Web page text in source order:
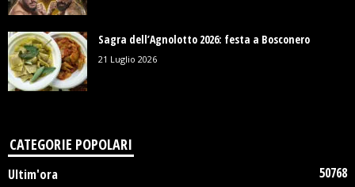
Sagra dell’Agnolotto 2026: festa a Bosconero
21 Luglio 2026
CATEGORIE POPOLARI
Ultim'ora
50768